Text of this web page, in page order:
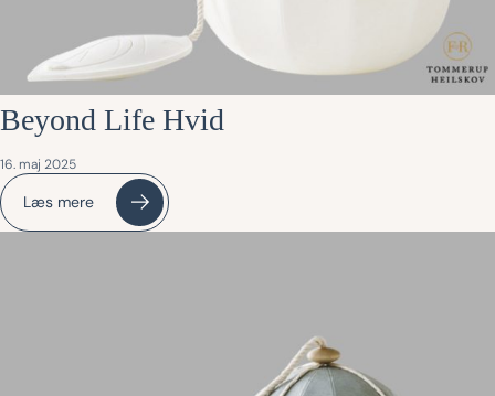
Beyond Life Hvid
16. maj 2025
Læs mere